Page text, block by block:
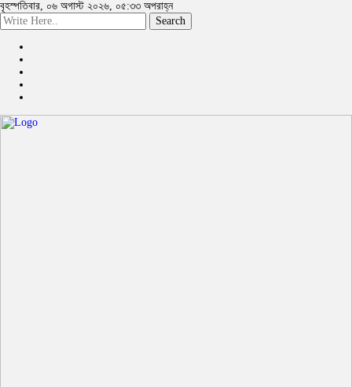
বৃহস্পতিবার, ০৬ অগাস্ট ২০২৬, ০৫:৩৩ অপরাহ্ন
Search